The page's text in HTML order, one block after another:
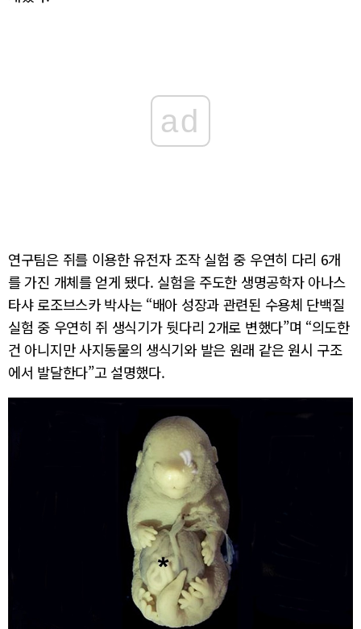
ad
연구팀은 쥐를 이용한 유전자 조작 실험 중 우연히 다리 6개
를 가진 개체를 얻게 됐다. 실험을 주도한 생명공학자 아나스
타샤 로조브스카 박사는 “배아 성장과 관련된 수용체 단백질
실험 중 우연히 쥐 생식기가 뒷다리 2개로 변했다”며 “의도한
건 아니지만 사지동물의 생식기와 발은 원래 같은 원시 구조
에서 발달한다”고 설명했다.